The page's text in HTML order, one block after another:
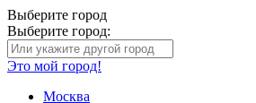
Выберите город
Выберите город:
Это мой город!
Москва